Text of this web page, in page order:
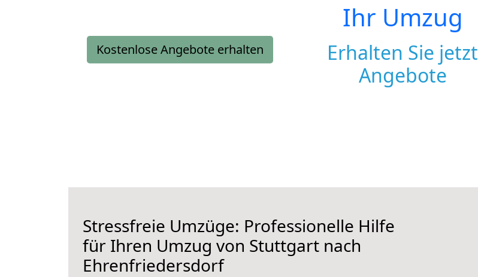
Kostenlose Angebote erhalten
Ihr Umzug
Erhalten Sie jetzt
Angebote
Stressfreie Umzüge: Professionelle Hilfe
für Ihren Umzug von Stuttgart nach
Ehrenfriedersdorf